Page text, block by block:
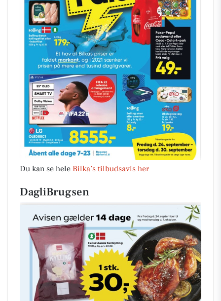
Du kan se hele Bilka’s tilbudsavis her
DagliBrugsen